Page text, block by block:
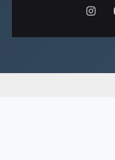
يوتيوبانستقرام